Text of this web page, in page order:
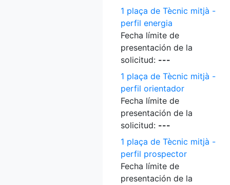
1 plaça de Tècnic mitjà -
perfil energia
Fecha límite de
presentación de la
solicitud: ---
1 plaça de Tècnic mitjà -
perfil orientador
Fecha límite de
presentación de la
solicitud: ---
1 plaça de Tècnic mitjà -
perfil prospector
Fecha límite de
presentación de la